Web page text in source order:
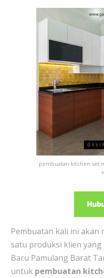
pembuatan kitchen set
Pembuatan kali ini akan
satu produksi klien yang
Baru Pamulang Barat
untuk pembuatan